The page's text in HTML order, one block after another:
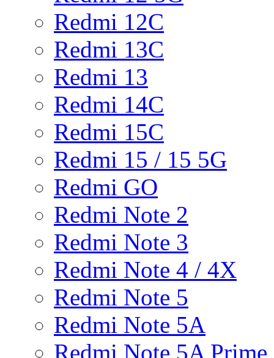
Redmi 12C
Redmi 13C
Redmi 13
Redmi 14C
Redmi 15C
Redmi 15 / 15 5G
Redmi GO
Redmi Note 2
Redmi Note 3
Redmi Note 4 / 4X
Redmi Note 5
Redmi Note 5A
Redmi Note 5A Prime